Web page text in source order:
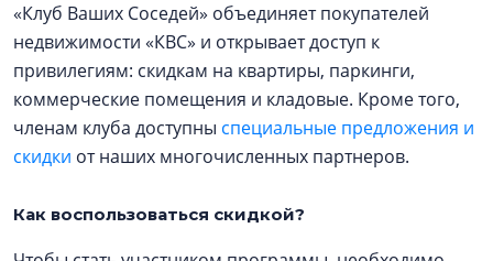
«Клуб Ваших Соседей» объединяет покупателей
недвижимости «КВС» и открывает доступ к
привилегиям: скидкам на квартиры, паркинги,
коммерческие помещения и кладовые. Кроме того,
членам клуба доступны специальные предложения и
скидки от наших многочисленных партнеров.
Как воспользоваться скидкой?